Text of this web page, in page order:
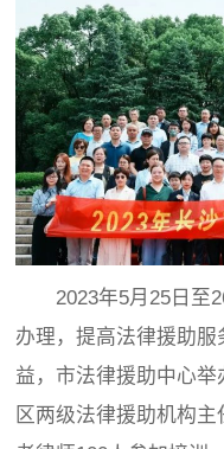
2023年5月25日至
办理，提高法律援助
益，市法律援助中心
区两级法律援助机构